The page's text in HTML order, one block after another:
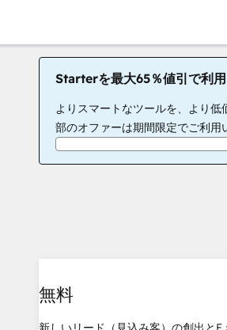
Starterを最大65％値引で利用
よりスマートなツールを、より
部のオファーは期間限定でご利用
無料